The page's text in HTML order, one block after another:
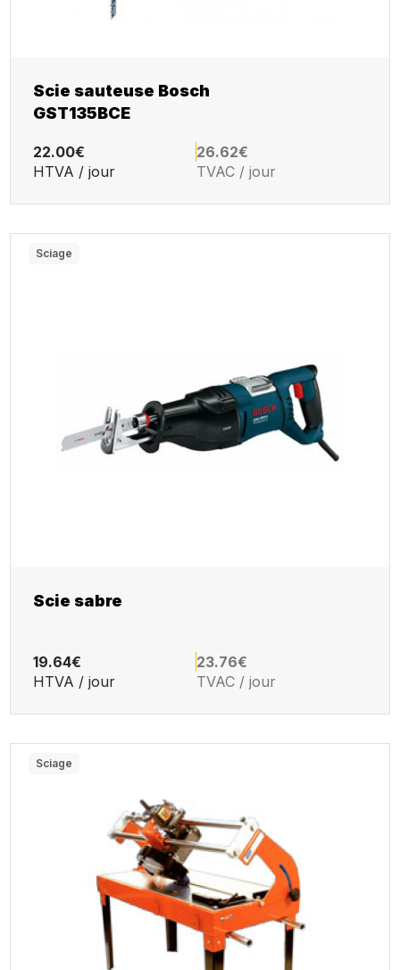
Scie sauteuse Bosch
GST135BCE
22.00€
26.62€
HTVA / jour
TVAC / jour
Sciage
Scie sabre
19.64€
23.76€
HTVA / jour
TVAC / jour
Sciage